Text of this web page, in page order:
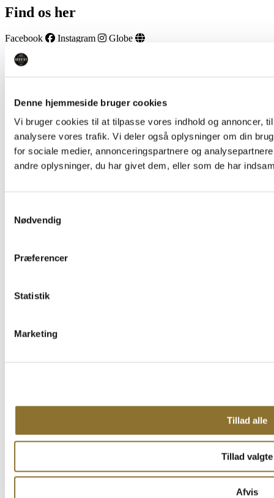
Denne hjemmeside bruger cookies
Vi bruger cookies til at tilpasse vores indhold og annoncer,
analysere vores trafik. Vi deler også oplysninger om din
for sociale medier, annonceringspartnere og
andre oplysninger, du har givet dem, eller som de har
Nødvendig
Præferencer
Statistik
Marketing
Tillad alle
Tillad valgte
Afvis
Find os her
Facebook Instagram Globe